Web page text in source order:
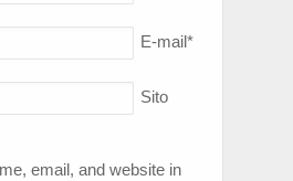
E-mail*
Sito
email, and website in